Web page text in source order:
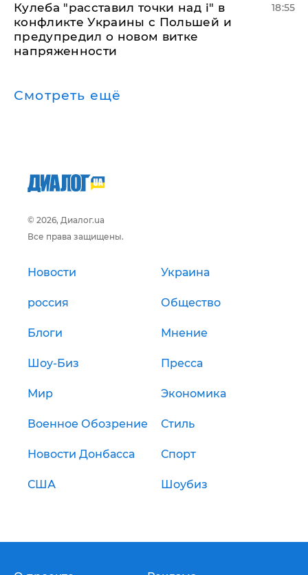
Кулеба "расставил точки над і" в
конфликте Украины с Польшей и
предупредил о новом витке
напряженности
18:55
Смотреть ещё
© 2026, Диалог.ua
Все права защищены.
Новости Украина
россия Общество
Блоги Мнение
Шоу-Биз Пресса
Мир Экономика
Военное Обозрение Стиль
Новости Донбасса Спорт
США Шоубиз